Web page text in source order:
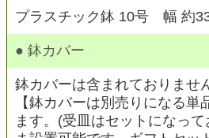
プラスチック鉢 10号 幅 約
● 鉢カバー
鉢カバーは含まれておりませ
【鉢カバーは別売りになる単
ます。(受皿はセットになっ